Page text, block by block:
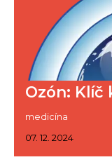
Ozón: Klíč
medicína
07. 12. 2024